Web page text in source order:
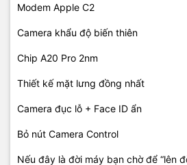
Modem Apple C2
Camera khẩu độ biến thiên
Chip A20 Pro 2nm
Thiết kế mặt lưng đồng nhất
Camera đục lỗ + Face ID ẩn
Bỏ nút Camera Control
Nếu đây là đời máy bạn chờ để “lên